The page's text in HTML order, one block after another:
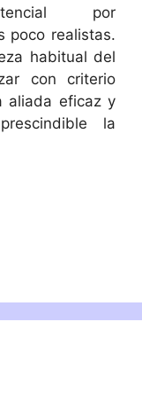
por
poco realistas.
habitual del
con criterio
aliada eficaz y
la